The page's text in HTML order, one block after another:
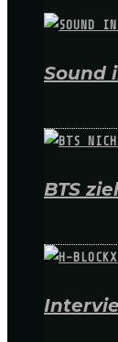
Sound
BTS